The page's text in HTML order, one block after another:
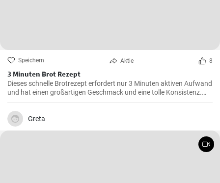
Speichern Aktie 8
3 Minuten Brot Rezept
Dieses schnelle Brotrezept erfordert nur 3 Minuten aktiven Aufwand
und hat einen großartigen Geschmack und eine tolle Konsistenz.
Dieses Brot eignet sich perfekt für den täglichen Verzehr und ist
besonders praktisch, wenn die Zeit knapp ist.
Greta